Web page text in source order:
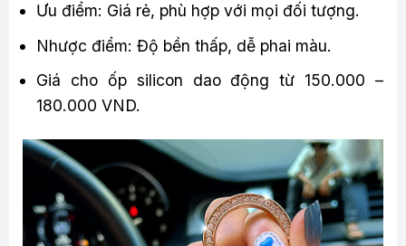
Ưu điểm: Giá rẻ, phù hợp với mọi đối tượng.
Nhược điểm: Độ bền thấp, dễ phai màu.
Giá cho ốp silicon dao động từ 150.000 –
180.000 VND.